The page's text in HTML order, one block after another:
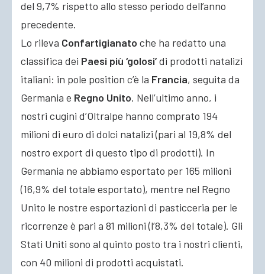
del 9,7% rispetto allo stesso periodo dell’anno
precedente.
Lo rileva Confartigianato che ha redatto una
classifica dei Paesi più ‘golosi’di prodotti natalizi
italiani: in pole position c’è la Francia, seguita da
Germania e Regno Unito. Nell’ultimo anno, i
nostri cugini d’Oltralpe hanno comprato 194
milioni di euro di dolci natalizi (pari al 19,8% del
nostro export di questo tipo di prodotti). In
Germania ne abbiamo esportato per 165 milioni
(16,9% del totale esportato), mentre nel Regno
Unito le nostre esportazioni di pasticceria per le
ricorrenze è pari a 81 milioni (l’8,3% del totale). Gli
Stati Uniti sono al quinto posto tra i nostri clienti,
con 40 milioni di prodotti acquistati.